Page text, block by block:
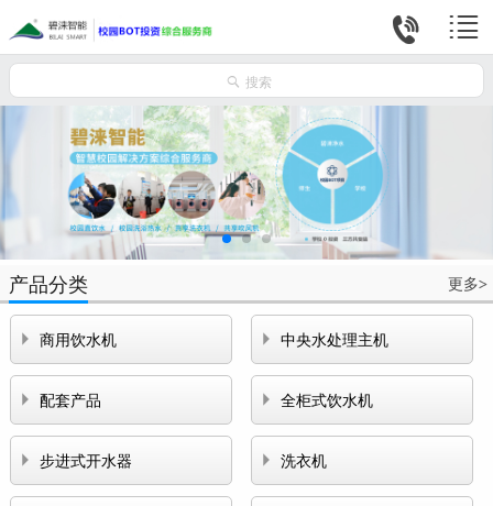


 搜索
产品分类 更多>
 商用饮水机  中央水处理主机
 配套产品  全柜式饮水机
 步进式开水器  洗衣机